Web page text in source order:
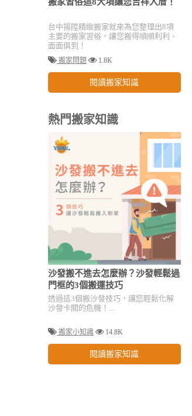
台中揚陞精緻搬家就來為您整理出8項
主要的搬家習俗，讓您搬得順順利利、
面面俱到！
搬家問題 1.8K
閱讀搬家知識
熱門搬家知識
沙發搬不進去怎麼辦？沙發輕鬆過
門框的3個搬運技巧
透過這3個搬沙發技巧，讓您輕鬆化解
沙發卡關的危機！...
搬家小知識 14.8K
閱讀搬家知識